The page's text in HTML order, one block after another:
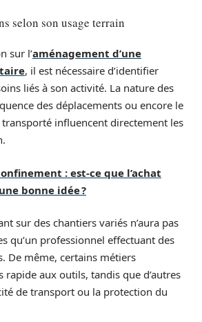
selon son usage terrain
sur l’aménagement d’une
, il est nécessaire d’identifier
liés à son activité. La nature des
des déplacements ou encore le
influencent directement les
: est-ce que l’achat
bonne idée ?
sur des chantiers variés n’aura pas
qu’un professionnel effectuant des
De même, certains métiers
rapide aux outils, tandis que d’autres
de transport ou la protection du